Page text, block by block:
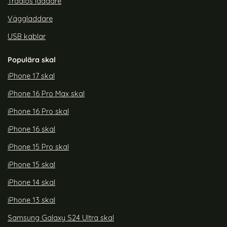
Väggladdare
USB kablar
Populära skal
iPhone 17 skal
iPhone 16 Pro Max skal
iPhone 16 Pro skal
iPhone 16 skal
iPhone 15 Pro skal
iPhone 15 skal
iPhone 14 skal
iPhone 13 skal
Samsung Galaxy S24 Ultra skal